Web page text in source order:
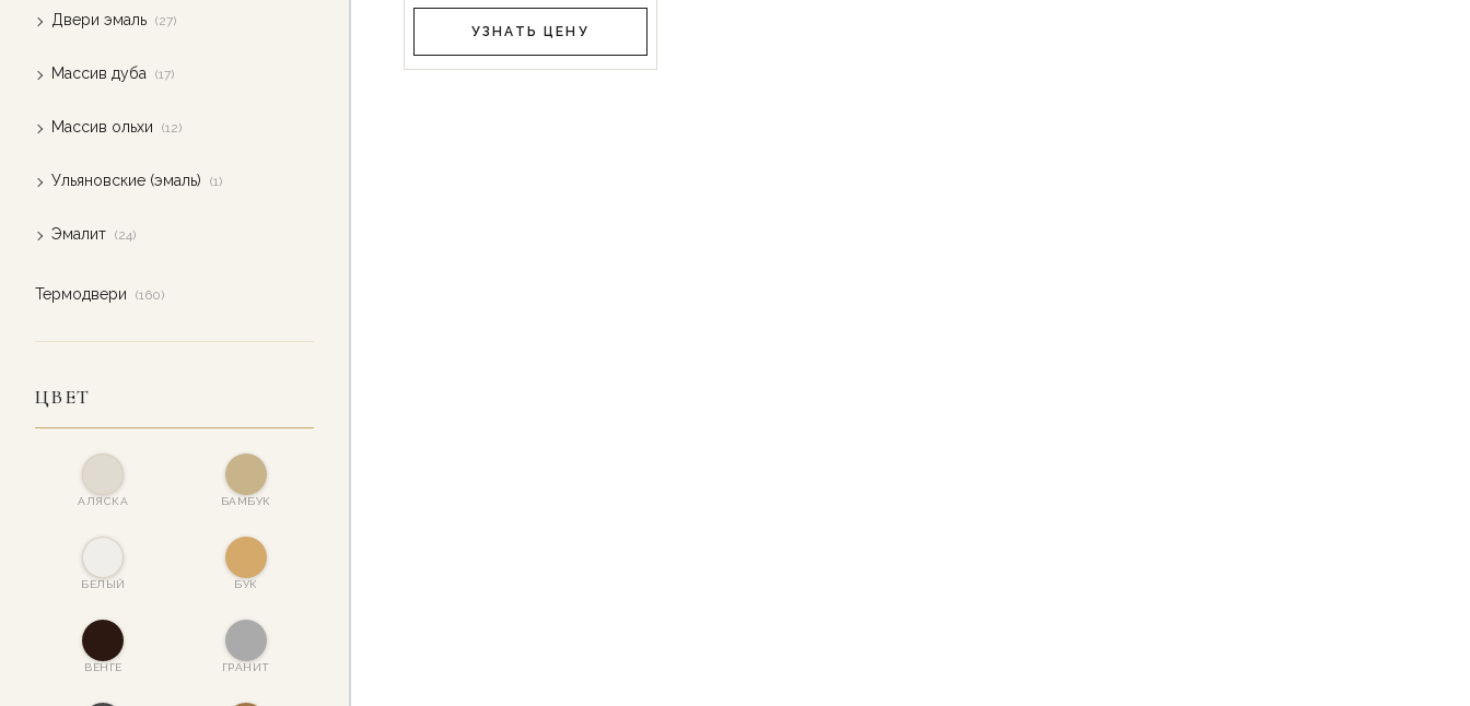
Двери эмаль (27)
Массив дуба (17)
Массив ольхи (12)
Ульяновские (эмаль) (1)
Эмалит (24)
Термодвери (160)
ЦВЕТ
АЛЯСКА БАМБУК
БЕЛЫЙ БУК
ВЕНГЕ ГРАНИТ
УЗНАТЬ ЦЕНУ